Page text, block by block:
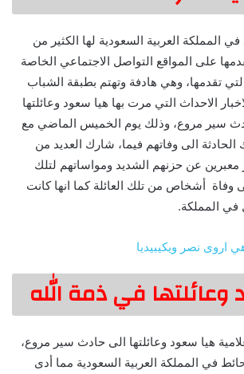
المملكة العربية السعودية لها الكثير من
على المواقع التواصل الاجتماعي الخاصة
تقدمها، وهي هادفة وتهتم بطبقة الشباب
الاحداث التي مرت بها هيا سعود وعائلتها
سير مروع، وذلك يوم الخميس الماضي مع
الحادثة الى وفاتهم فيما، شارك العديد من
معبرين عن حزنهم الشديد ومواساتهم لتلك
وفاة أشخاص من تلك العائلة كما انها كانت
المملكة.
اروى نصر ويكيبيديا
في ذمة الله
هيا سعود وعائلتها الى حادث سير مروع،
في المملكة العربية السعودية مما أدى